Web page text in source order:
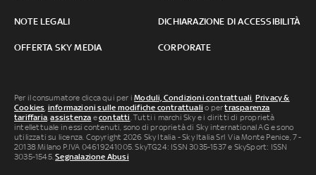
NOTE LEGALI DICHIARAZIONE DI ACCESSIBILITÀ
OFFERTA SKY MEDIA CORPORATE
Per il consumatore clicca qui per iModuli, Condizioni contrattuali, Privacy &
Cookies, informazioni sulle modifiche contrattuali o pertrasparenza
tariffaria,assistenza econtatti. Tutti i marchi Sky e i diritti di proprietà
intellettuale in essi contenuti, sono di proprietà di Sky international AG e sono
utilizzati su licenza. Copyright 2026 Sky Italia - Sky Italia Srl Via Monte Penice, 7 -
20138 Milano P.IVA 04619241005. SkyTG24: ISSN 3035-1537 e SkySport: ISSN
3035-1545.Segnalazione Abusi